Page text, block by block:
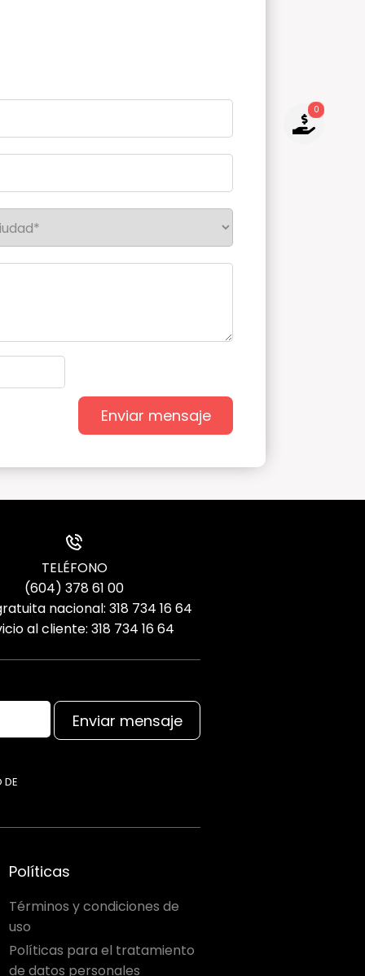
0
Enviar mensaje
TELÉFONO
(604) 378 61 00
nacional: 318 734 16 64
al cliente: 318 734 16 64
DE
Enviar mensaje
Políticas
Términos y condiciones de
uso
Políticas para el tratamiento
de datos personales